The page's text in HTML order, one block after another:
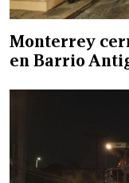
Monterrey
en Barrio